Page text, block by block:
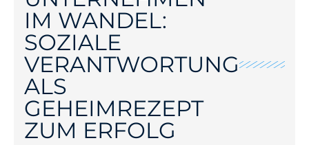
IM WANDEL:
SOZIALE
VERANTWORTUNG
ALS
GEHEIMREZEPT
ZUM ERFOLG